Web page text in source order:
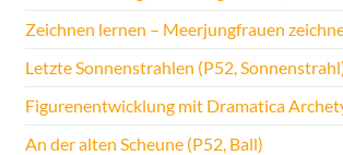
Zeichnen lernen – Meerjungfrauen
Letzte Sonnenstrahlen (P52,
Figurenentwicklung mit Dramatica
An der alten Scheune (P52, Ball)